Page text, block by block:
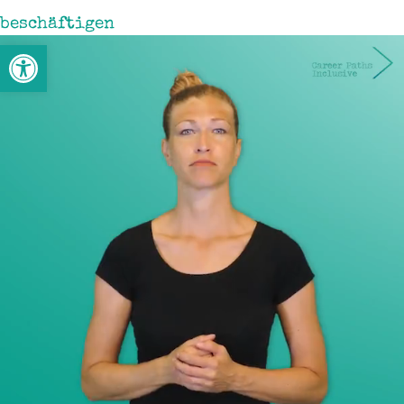
Open toolbar
beschäftigen